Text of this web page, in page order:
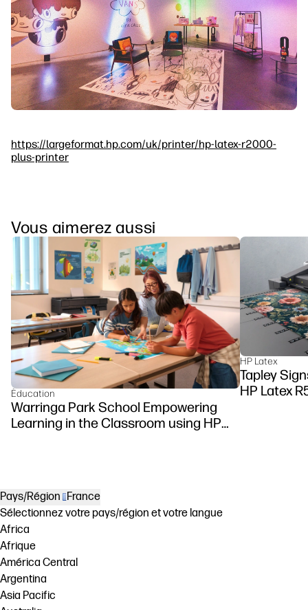
https://largeformat.hp.com/uk/printer/hp-latex-r2000-
plus-printer
Vous aimerez aussi
Éducation
Warringa Park School Empowering
Learning in the Classroom using HP
HP Latex
Tapley
HP Latex
Pays/Région France
Sélectionnez votre pays/région et votre langue
Africa
Afrique
América Central
Argentina
Asia Pacific